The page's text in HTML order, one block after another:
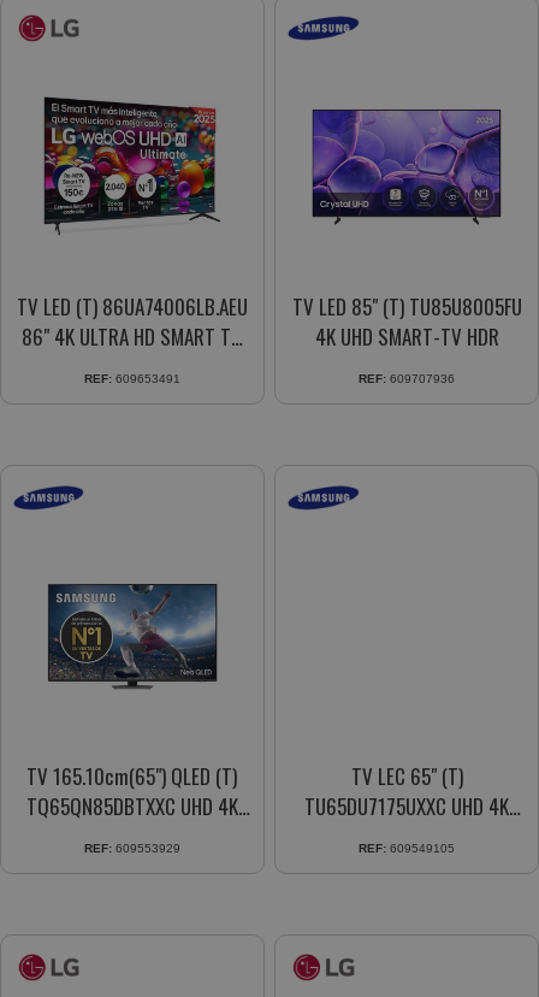
TV LED (T) 86UA74006LB.AEU
86" 4K ULTRA HD SMART TV
WEBOS
REF: 609653491
TV LED 85" (T) TU85U8005FU
4K UHD SMART-TV HDR
REF: 609707936
TV 165.10cm(65") QLED (T)
TQ65QN85DBTXXC UHD 4K
SMART TV CARBONO PLATA
REF: 609553929
TV LEC 65" (T)
TU65DU7175UXXC UHD 4K
CRYSTAL 4K SMART TV
NEGRO
REF: 609549105